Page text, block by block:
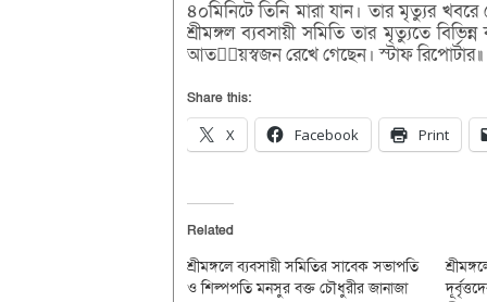
৪০মিনিটে তিনি মারা যান। তার মৃত্যুর
শ্রীমঙ্গল ব্যবসায়ী সমিতি তার মৃত্যুতে
আতীয়স্বজন রেখে গেছেন। স্টাফ রিপোর্টার॥
Share this:
X Facebook Print
Related
শ্রীমঙ্গলে ব্যবসায়ী সমিতির সাবেক সভাপতি
ও শিল্পপতি মনসুর বক্ত চৌধুরীর জানাজা